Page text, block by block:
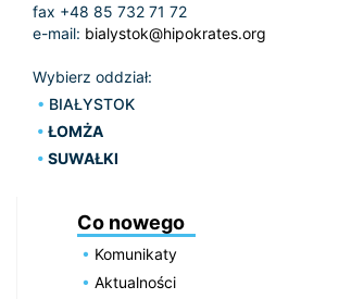
fax +48 85 732 71 72
e-mail: bialystok@hipokrates.org
Wybierz oddział:
BIAŁYSTOK
ŁOMŻA
SUWAŁKI
Co nowego
Komunikaty
Aktualności